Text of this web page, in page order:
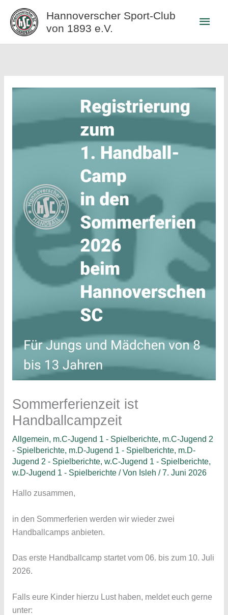
Inhalt
springen
Hannoverscher Sport-Club
von 1893 e.V.
Sommerferienzeit ist
Handballcampzeit
Allgemein, m.C-Jugend 1 - Spielberichte, m.C-Jugend 2
- Spielberichte, m.D-Jugend 1 - Spielberichte, m.D-
Jugend 2 - Spielberichte, w.C-Jugend 1 - Spielberichte,
w.D-Jugend 1 - Spielberichte/ Von Isleh /7. Juni 2026
Hallo zusammen,
in den Sommerferien werden wir wieder zwei
Handballcamps anbieten.
Das erste Handballcamp startet vom 06. bis zum 10. Juli
2026.
Falls eure Kinder hierzu Lust haben, meldet euch gerne
unter: